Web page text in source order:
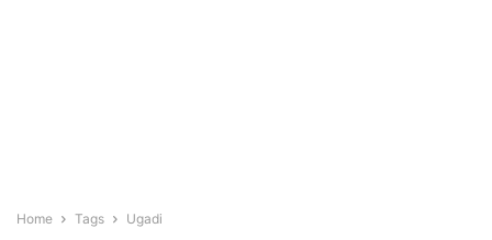
Home Tags Ugadi